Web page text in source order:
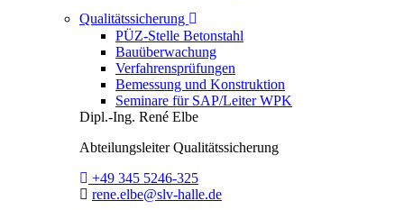
Qualitätssicherung Toggle Dropdown
PÜZ-Stelle Betonstahl
Bauüberwachung
Verfahrensprüfungen
Bemessung und Konstruktion
Seminare für SAP/Leiter WPK
Dipl.-Ing. René Elbe
AbteilungsleiterQualitätssicherung
Telefon:
+49 345 5246-325
E-Mail:
rene.elbe@slv-halle.de